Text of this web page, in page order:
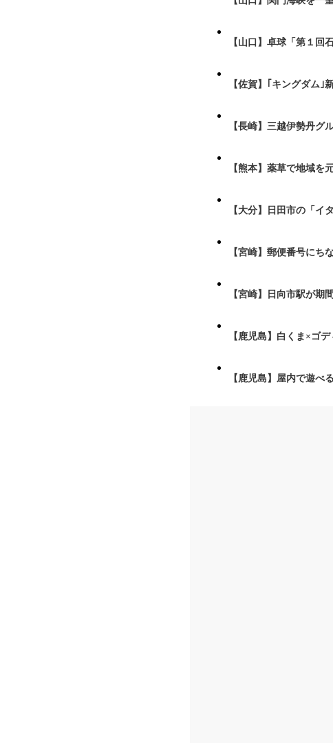
【山口】卓球「第１
【佐賀】｢キングダム
【長崎】三越伊勢丹グ
【熊本】薬草で地域
【大分】日田市の「イ
【宮崎】郵便番号にち
【宮崎】日向市駅が期
【鹿児島】白くま×ゴ
【鹿児島】屋内で遊べ